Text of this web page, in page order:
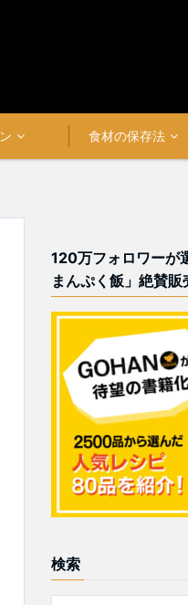
食材の保存法
120万フォロワーが
まんぷく飯」絶賛販
検索